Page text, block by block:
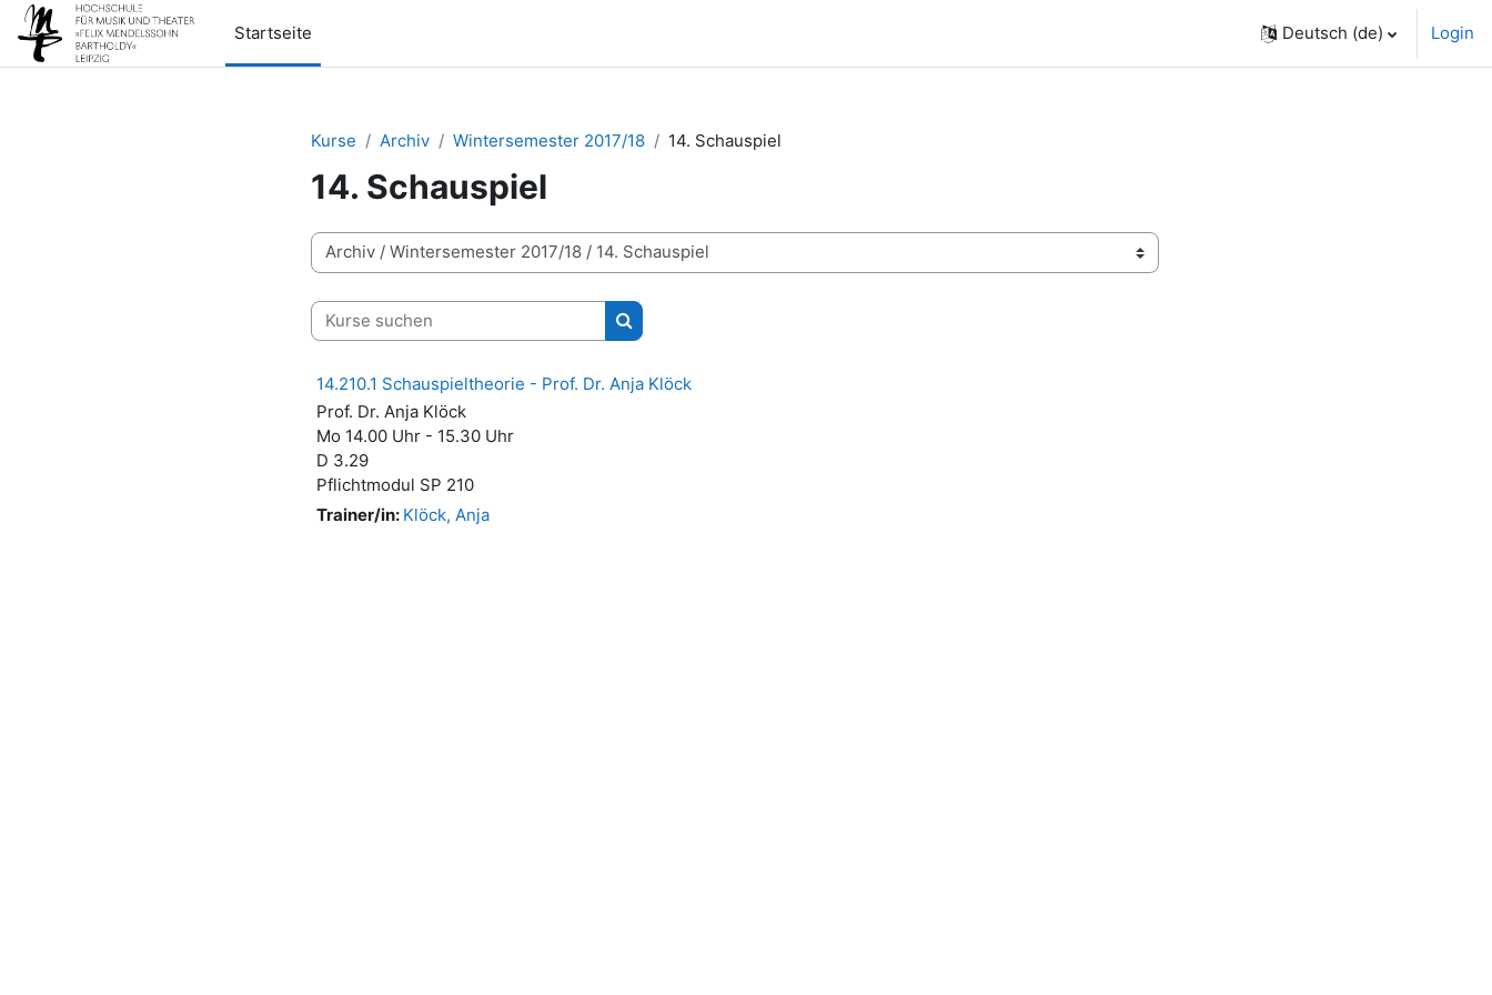
Zum Hauptinhalt
Startseite
Deutsch ‎(de)‎ Login
Kurse Archiv Wintersemester 2017/18 14. Schauspiel
14. Schauspiel
Kursbereiche
Kurse suchen
Kurse suchen
14.210.1 Schauspieltheorie - Prof. Dr. Anja Klöck
Prof. Dr. Anja Klöck
Mo 14.00 Uhr - 15.30 Uhr
D 3.29
Pflichtmodul SP 210
Trainer/in: Klöck, Anja